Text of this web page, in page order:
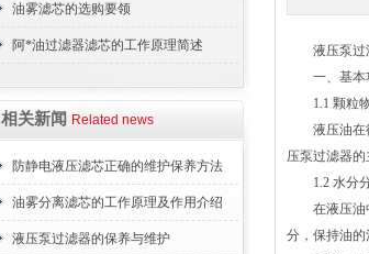
用？进来看
油雾滤芯的选购要领
阿*油过滤器滤芯的工作原理简述
相关新闻 Related news
防静电液压滤芯正确的维护保养方法
油雾分离滤芯的工作原理及作用介绍
液压泵过滤器的保养与维护
液压泵过滤
一、基本
1.1 颗粒
液压油在循
压泵过滤器
1.2 水分
在液压油中
分，保持油的